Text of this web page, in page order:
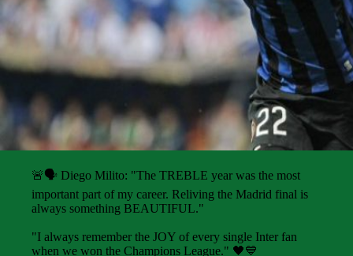
🚨🗣️ Diego Milito: "The TREBLE year was the most
important part of my career. Reliving the Madrid final is
always something BEAUTIFUL."
"I always remember the JOY of every single Inter fan
when we won the Champions League." 🖤💙